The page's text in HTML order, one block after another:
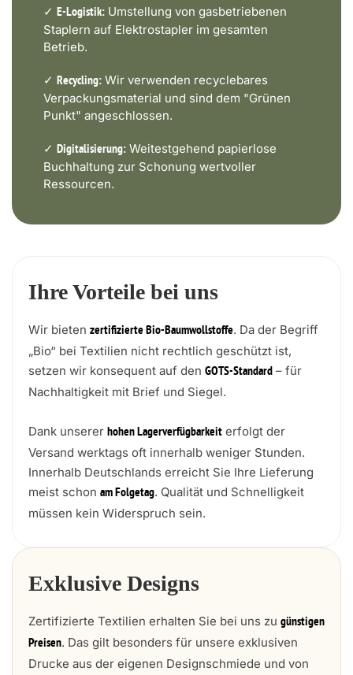
✓ E-Logistik: Umstellung von gasbetriebenen
Staplern auf Elektrostapler im gesamten
Betrieb.
✓ Recycling: Wir verwenden recyclebares
Verpackungsmaterial und sind dem "Grünen
Punkt" angeschlossen.
✓ Digitalisierung: Weitestgehend papierlose
Buchhaltung zur Schonung wertvoller
Ressourcen.
Ihre Vorteile bei uns
Wir bieten zertifizierte Bio-Baumwollstoffe. Da der Begriff
„Bio“ bei Textilien nicht rechtlich geschützt ist,
setzen wir konsequent auf den GOTS-Standard – für
Nachhaltigkeit mit Brief und Siegel.
Dank unserer hohen Lagerverfügbarkeit erfolgt der
Versand werktags oft innerhalb weniger Stunden.
Innerhalb Deutschlands erreicht Sie Ihre Lieferung
meist schon am Folgetag. Qualität und Schnelligkeit
müssen kein Widerspruch sein.
Exklusive Designs
Zertifizierte Textilien erhalten Sie bei uns zu günstigen
Preisen. Das gilt besonders für unsere exklusiven
Drucke aus der eigenen Designschmiede und von